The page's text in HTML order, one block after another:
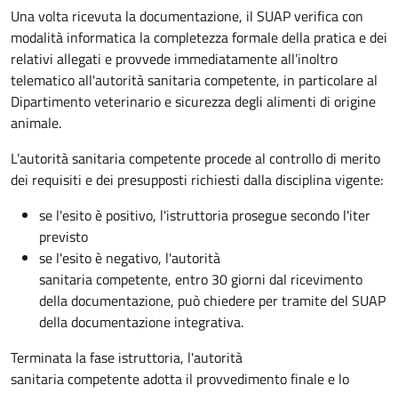
Una volta ricevuta la documentazione, il SUAP verifica con
modalità informatica la completezza formale della pratica e dei
relativi allegati e provvede immediatamente all’inoltro
telematico all'autorità sanitaria competente, in particolare al
Dipartimento veterinario e sicurezza degli alimenti di origine
animale.
L’autorità sanitaria competente procede al controllo di merito
dei requisiti e dei presupposti richiesti dalla disciplina vigente:
se l'esito è positivo, l'istruttoria prosegue secondo l'iter
previsto
se l'esito è negativo, l'autorità
sanitaria competente, entro 30 giorni dal ricevimento
della documentazione, può chiedere per tramite del SUAP
della documentazione integrativa.
Terminata la fase istruttoria, l'autorità
sanitaria competente adotta il provvedimento finale e lo